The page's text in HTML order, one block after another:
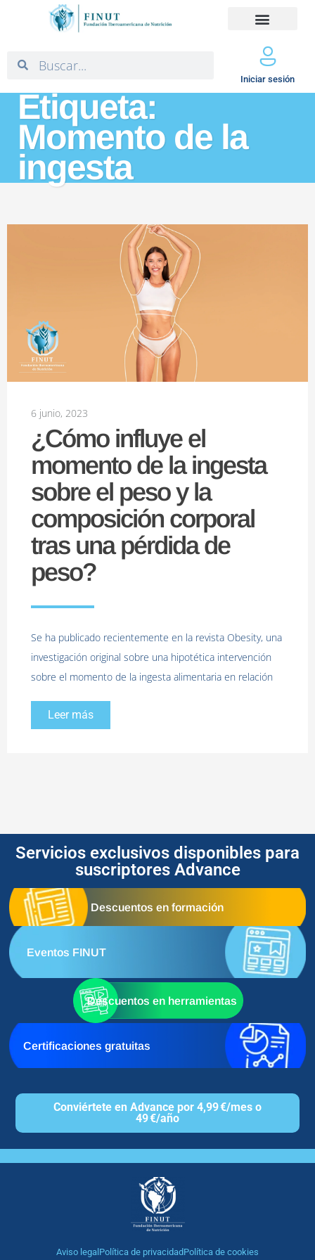
Iniciar sesión
Etiqueta:
Momento de la
ingesta
6 junio, 2023
¿Cómo influye el
momento de la ingesta
sobre el peso y la
composición corporal
tras una pérdida de
peso?
Se ha publicado recientemente en la revista Obesity, una
investigación original sobre una hipotética intervención
sobre el momento de la ingesta alimentaria en relación
Leer más
Servicios exclusivos disponibles para
suscriptores Advance
Descuentos en formación
Eventos FINUT
Descuentos en herramientas
Certificaciones gratuitas
Conviértete en Advance por 4,99 €/mes o
49 €/año
Aviso legalPolítica de privacidadPolítica de cookies